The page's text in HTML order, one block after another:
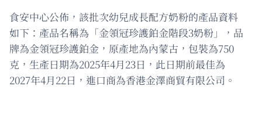
食安中心公佈，該批次幼兒成長配方奶粉的產品資料
如下：產品名稱為「金領冠珍護鉑金階段3奶粉」，品
牌為金領冠珍護鉑金，原產地為內蒙古，包裝為750
克，生產日期為2025年4月23日，此日期前最佳為
2027年4月22日，進口商為香港金澤商貿有限公司。